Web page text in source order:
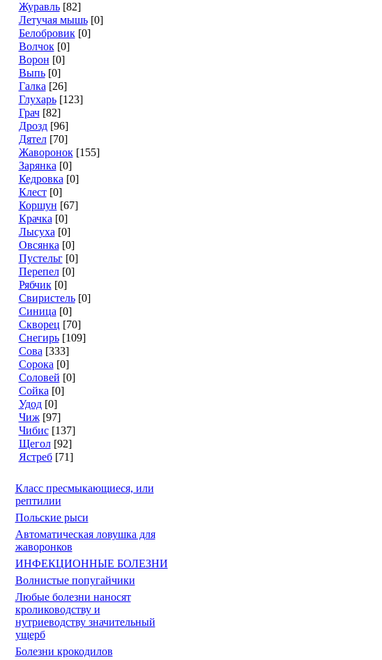
Журавль [82]
Летучая мышь [0]
Белобровик [0]
Волчок [0]
Ворон [0]
Выпь [0]
Галка [26]
Глухарь [123]
Грач [82]
Дрозд [96]
Дятел [70]
Жаворонок [155]
Зарянка [0]
Кедровка [0]
Клест [0]
Коршун [67]
Крачка [0]
Лысуха [0]
Овсянка [0]
Пустельг [0]
Перепел [0]
Рябчик [0]
Свиристель [0]
Синица [0]
Скворец [70]
Снегирь [109]
Сова [333]
Сорока [0]
Соловей [0]
Сойка [0]
Удод [0]
Чиж [97]
Чибис [137]
Щегол [92]
Ястреб [71]
Класс пресмыкающиеся, или
рептилии
Польские рыси
Автоматическая ловушка для
жаворонков
ИНФЕКЦИОННЫЕ БОЛЕЗНИ
Волнистые попугайчики
Любые болезни наносят
кролиководству и
нутриеводству значительный
ущерб
Болезни крокодилов